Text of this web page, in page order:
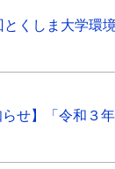
くしま大学環
らせ】「令和３